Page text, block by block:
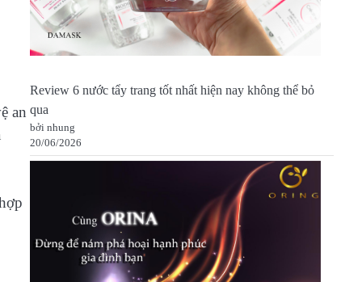
an
Review 6 nước tẩy trang tốt nhất hiện nay không thể bỏ
qua
bởi nhung
20/06/2026